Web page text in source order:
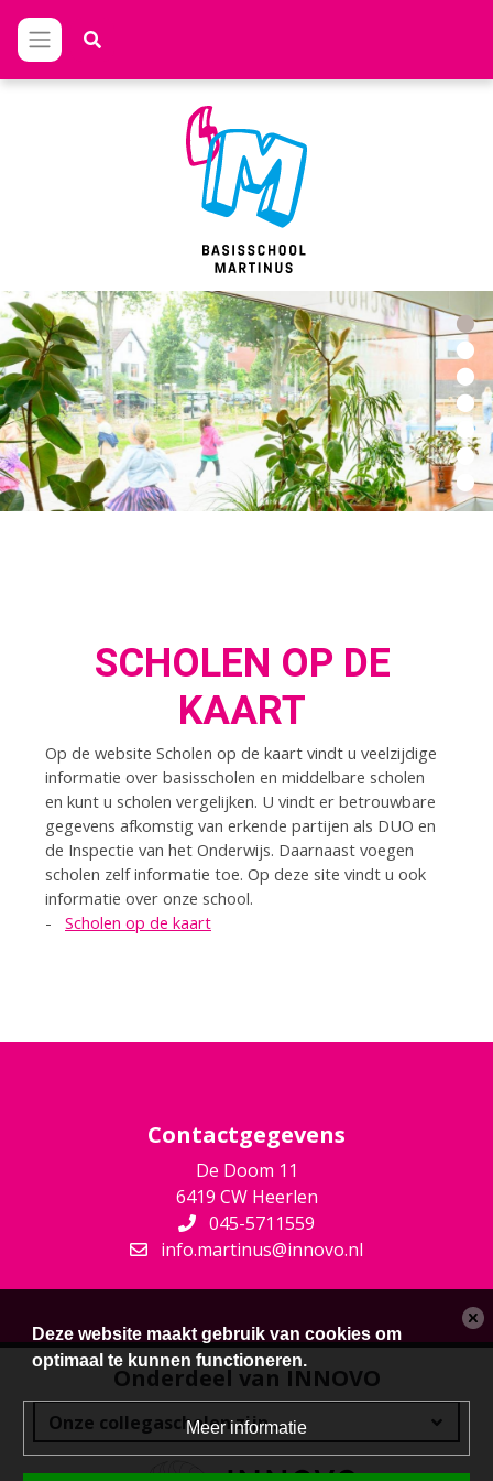
SCHOLEN OP DE
KAART
Op de website Scholen op de kaart vindt u veelzijdige
informatie over basisscholen en middelbare scholen
en kunt u scholen vergelijken. U vindt er betrouwbare
gegevens afkomstig van erkende partijen als DUO en
de Inspectie van het Onderwijs. Daarnaast voegen
scholen zelf informatie toe. Op deze site vindt u ook
informatie over onze school.
- Scholen op de kaart
Contactgegevens
De Doom 11
6419 CW Heerlen
045-5711559
info.martinus@innovo.nl
Onderdeel van INNOVO
Deze website maakt gebruik van cookies om
optimaal te kunnen functioneren.
Meer informatie